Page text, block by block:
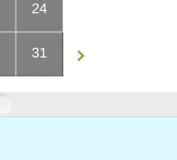
24
31